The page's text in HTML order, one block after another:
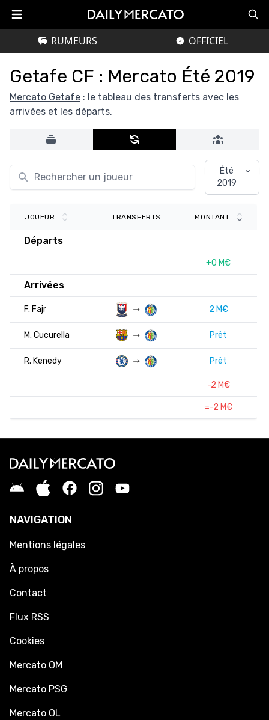
RUMEURS OFFICIEL
Getafe CF : Mercato Été 2019
Mercato Getafe : le tableau des transferts avec les
arrivées et les départs.
Été
2019
JOUEUR TRANSFERTS MONTANT
Départs
+0 M€
Arrivées
F. Fajr 2 M€
M. Cucurella Prêt
R. Kenedy Prêt
-2 M€
=-2 M€
NAVIGATION
Mentions légales
À propos
Contact
Flux RSS
Cookies
Mercato OM
Mercato PSG
Mercato OL